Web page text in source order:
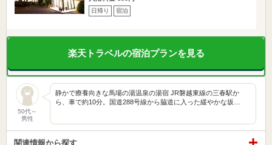
日帰り 宿泊
楽天トラベルの宿泊プランを見る
50代～
男性
静かで療養向きな馬場の湯温泉の湯宿 JR磐越東線の三春駅か
ら、車で約10分。国道288号線から脇道に入った緩やかな坂…
関連情報から探す